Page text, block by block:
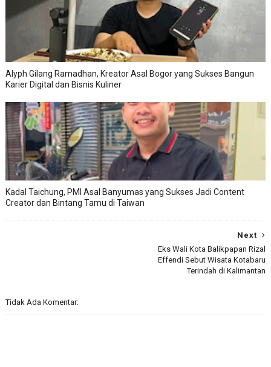
Alyph Gilang Ramadhan, Kreator Asal Bogor yang Sukses Bangun
Karier Digital dan Bisnis Kuliner
Kadal Taichung, PMI Asal Banyumas yang Sukses Jadi Content
Creator dan Bintang Tamu di Taiwan
Next
Eks Wali Kota Balikpapan Rizal
Effendi Sebut Wisata Kotabaru
Terindah di Kalimantan
Tidak Ada Komentar: